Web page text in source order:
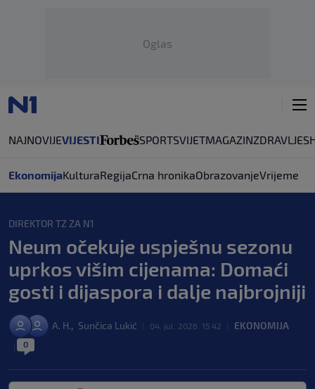
Oglas
NAJNOVIJEVIJESTI SPORTSVIJETMAGAZINZDRAVLJE
EkonomijaKulturaRegijaCrna hronikaObrazovanjeVrijeme
DIREKTOR TZ ZA N1
Neum očekuje uspješnu sezonu
uprkos višim cijenama: Domaći
gosti i dijaspora i dalje najbrojniji
A. H., Sunčica Lukić 04. jul. 2026. 15:42 EKONOMIJA
0